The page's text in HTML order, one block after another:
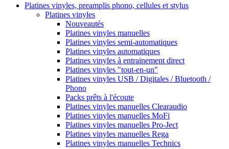
Platines vinyles, preamplis phono, cellules et stylus
Platines vinyles
Nouveautés
Platines vinyles manuelles
Platines vinyles semi-automatiques
Platines vinyles automatiques
Platines vinyles à entrainement direct
Platines vinyles "tout-en-un"
Platines vinyles USB / Digitales / Bluetooth /
Phono
Packs prêts à l'écoute
Platines vinyles manuelles Clearaudio
Platines vinyles manuelles MoFi
Platines vinyles manuelles Pro-Ject
Platines vinyles manuelles Rega
Platines vinyles manuelles Technics